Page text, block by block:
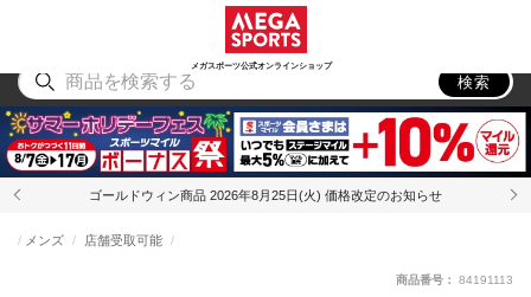
メガスポーツ公式オンラインショップ
アウトドア
検索
ゴールドウィン商品 2026年8月25日(火) 価格改定のお知らせ
メンズ 店舗受取可能
商品番号： 84191113